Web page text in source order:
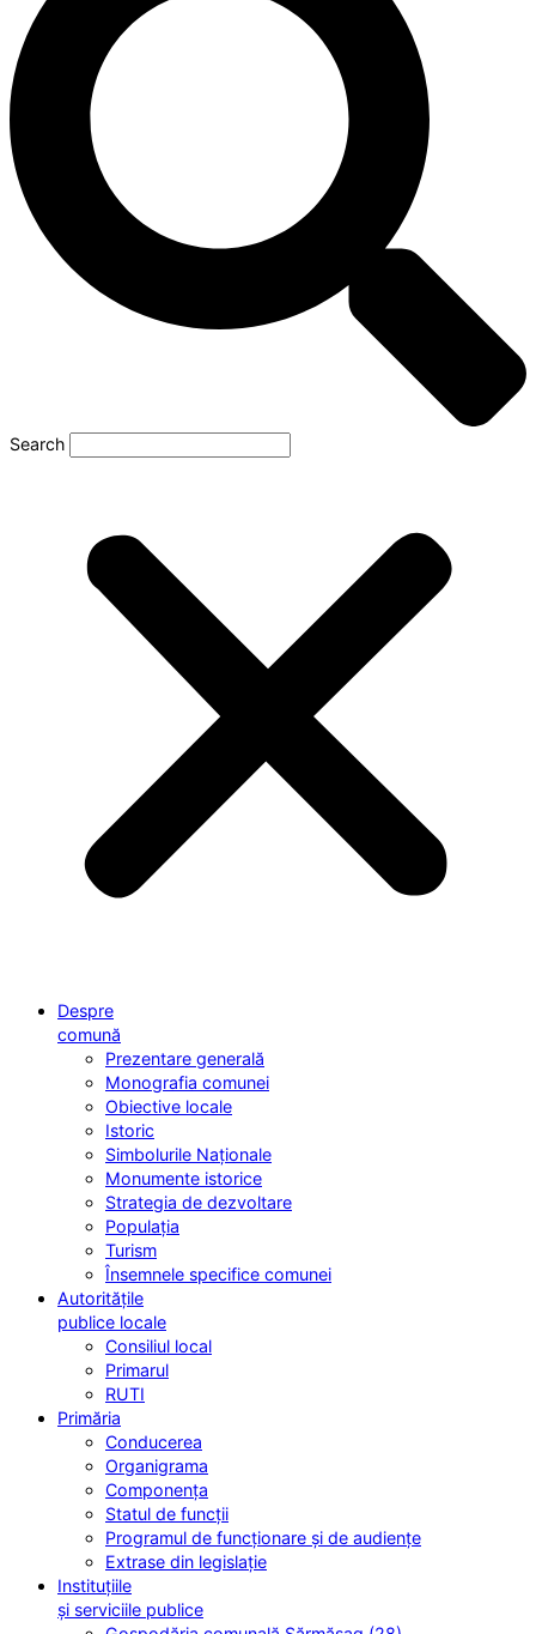
Search
Despre
comună
Prezentare generală
Monografia comunei
Obiective locale
Istoric
Simbolurile Naționale
Monumente istorice
Strategia de dezvoltare
Populația
Turism
Însemnele specifice comunei
Autoritățile
publice locale
Consiliul local
Primarul
RUTI
Primăria
Conducerea
Organigrama
Componența
Statul de funcții
Programul de funcționare și de audiențe
Extrase din legislație
Instituțiile
și serviciile publice